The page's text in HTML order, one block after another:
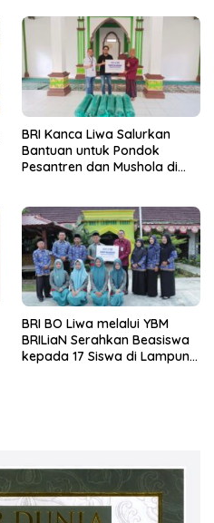
BRI Kanca Liwa Salurkan
Bantuan untuk Pondok
Pesantren dan Mushola di
BRI BO Liwa melalui YBM
BRILiaN Serahkan Beasiswa
kepada 17 Siswa di Lampung